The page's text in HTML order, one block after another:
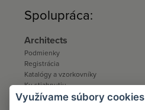
Spolupráca:
Architects
Podmienky
Registrácia
Katalógy a vzorkovníky
Ku stiahnutiu
Využívame súbory cookies